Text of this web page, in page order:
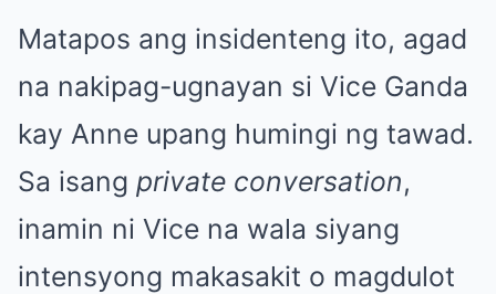
Matapos ang insidenteng ito, agad
na nakipag-ugnayan si Vice Ganda
kay Anne upang humingi ng tawad.
Sa isang private conversation,
inamin ni Vice na wala siyang
intensyong makasakit o magdulot